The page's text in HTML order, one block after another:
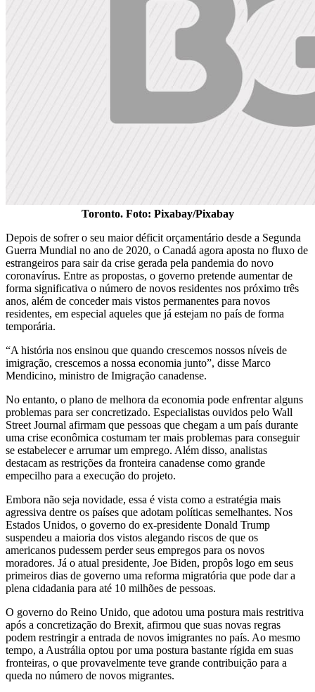
Toronto. Foto: Pixabay/Pixabay
Depois de sofrer o seu maior déficit orçamentário desde a Segunda
Guerra Mundial no ano de 2020, o Canadá agora aposta no fluxo de
estrangeiros para sair da crise gerada pela pandemia do novo
coronavírus. Entre as propostas, o governo pretende aumentar de
forma significativa o número de novos residentes nos próximo três
anos, além de conceder mais vistos permanentes para novos
residentes, em especial aqueles que já estejam no país de forma
temporária.
“A história nos ensinou que quando crescemos nossos níveis de
imigração, crescemos a nossa economia junto”, disse Marco
Mendicino, ministro de Imigração canadense.
No entanto, o plano de melhora da economia pode enfrentar alguns
problemas para ser concretizado. Especialistas ouvidos pelo Wall
Street Journal afirmam que pessoas que chegam a um país durante
uma crise econômica costumam ter mais problemas para conseguir
se estabelecer e arrumar um emprego. Além disso, analistas
destacam as restrições da fronteira canadense como grande
empecilho para a execução do projeto.
Embora não seja novidade, essa é vista como a estratégia mais
agressiva dentre os países que adotam políticas semelhantes. Nos
Estados Unidos, o governo do ex-presidente Donald Trump
suspendeu a maioria dos vistos alegando riscos de que os
americanos pudessem perder seus empregos para os novos
moradores. Já o atual presidente, Joe Biden, propôs logo em seus
primeiros dias de governo uma reforma migratória que pode dar a
plena cidadania para até 10 milhões de pessoas.
O governo do Reino Unido, que adotou uma postura mais restritiva
após a concretização do Brexit, afirmou que suas novas regras
podem restringir a entrada de novos imigrantes no país. Ao mesmo
tempo, a Austrália optou por uma postura bastante rígida em suas
fronteiras, o que provavelmente teve grande contribuição para a
queda no número de novos migrantes.